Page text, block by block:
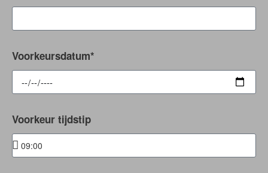
Voorkeursdatum*
Voorkeur tijdstip